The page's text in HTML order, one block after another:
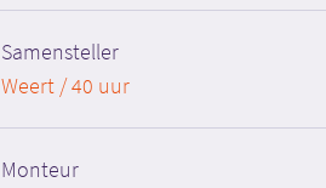
Samensteller
Weert / 40 uur
Monteur